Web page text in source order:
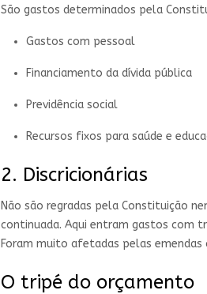
São gastos determinados pela
Gastos com pessoal
Financiamento da dívida pública
Previdência social
Recursos fixos para saúde e
2. Discricionárias
Não são regradas pela Constituição
continuada. Aqui entram gastos com
Foram muito afetadas pelas
O tripé do orçamento